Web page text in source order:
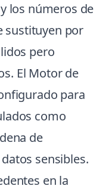
los números de
sustituyen por
pero
El Motor de
para
como
de
sensibles.
en la